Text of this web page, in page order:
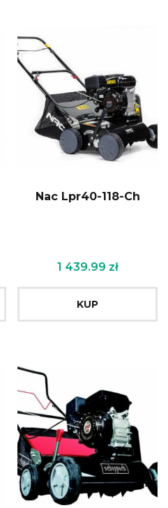
Nac Lpr40-118-Ch
1 439.99 zł
KUP